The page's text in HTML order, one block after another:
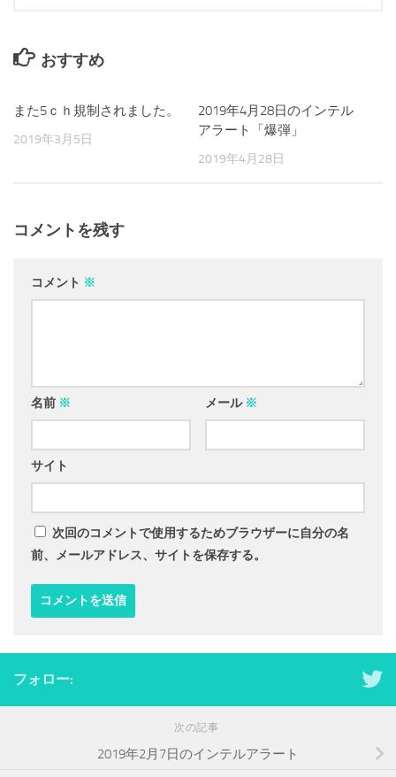
おすすめ
また5ｃｈ規制されました。
2019年3月5日
2019年4月28日のインテル
アラート「爆弾」
2019年4月28日
コメントを残す
コメント ※
名前 ※ メール ※
サイト
次回のコメントで使用するためブラウザーに自分の名
前、メールアドレス、サイトを保存する。
フォロー:
次の記事
2019年2月7日のインテルアラート